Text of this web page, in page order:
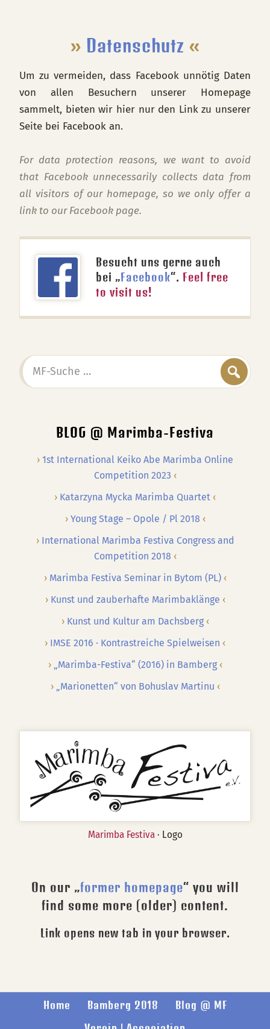
» Datenschutz «
Um zu vermeiden, dass Facebook unnötig Daten
von allen Besuchern unserer Homepage
sammelt, bieten wir hier nur den Link zu unserer
Seite bei Facebook an.
For data protection reasons, we want to avoid
that Facebook unnecessarily collects data from
all visitors of our homepage, so we only offer a
link to our Facebook page.
Besucht uns gerne auch
bei „Facebook“. Feel free
to visit us!
MF-
Suche
BLOG @ Marimba-Festiva
1st International Keiko Abe Marimba Online
Competition 2023
Katarzyna Mycka Marimba Quartet
Young Stage – Opole / Pl 2018
International Marimba Festiva Congress and
Competition 2018
Marimba Festiva Seminar in Bytom (PL)
Kunst und zauberhafte Marimbaklänge
Kunst und Kultur am Dachsberg
IMSE 2016 · Kontrastreiche Spielweisen
„Marimba-Festiva“ (2016) in Bamberg
„Marionetten“ von Bohuslav Martinu
Marimba Festiva· Logo
On our „former homepage“ you will
find some more (older) content.
Link opens new tab in your browser.
Home Bamberg 2018
Blog @ MF